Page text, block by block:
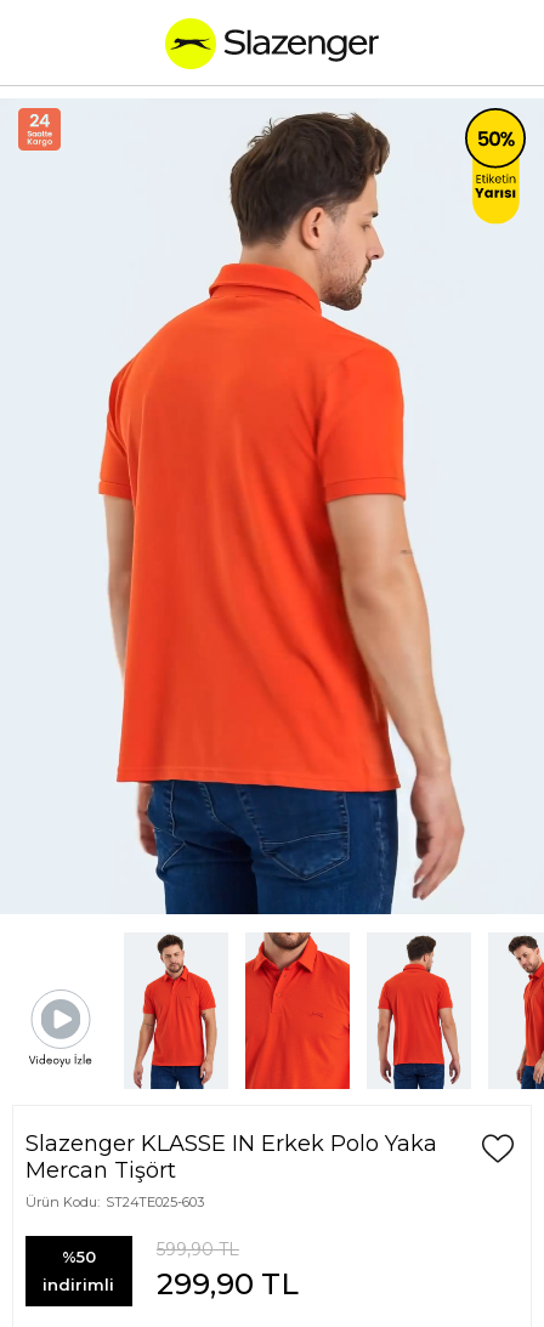
Slazenger KLASSE IN Erkek Polo Yaka
Mercan Tişört
Ürün Kodu: ST24TE025-603
%50
indirimli
599,90TL
299,90 TL